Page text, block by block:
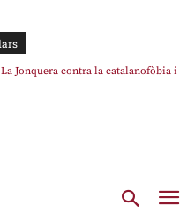
Jonquera contra la catalanofòbia i